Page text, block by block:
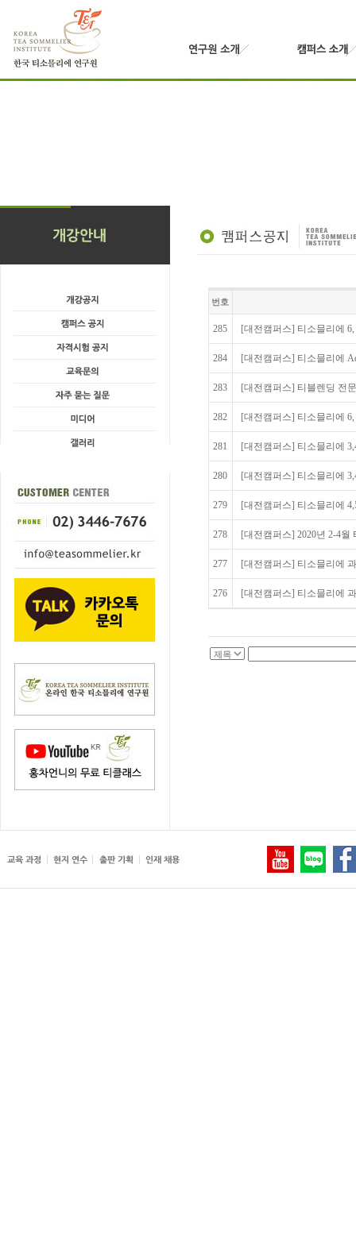
번호
285 [대전캠퍼스] 티소믈리에
284 [대전캠퍼스] 티소믈리에
283 [대전캠퍼스] 티블렌딩 전
282 [대전캠퍼스] 티소믈리에
281 [대전캠퍼스] 티소믈리에
280 [대전캠퍼스] 티소믈리에
279 [대전캠퍼스] 티소믈리에
278 [대전캠퍼스] 2020년 2-4
277 [대전캠퍼스] 티소믈리에
276 [대전캠퍼스] 티소믈리에